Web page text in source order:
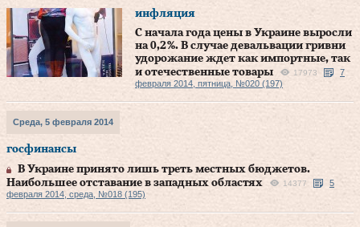
инфляция
С начала года цены в Украине выросли
на 0,2 %. В случае девальвации гривни
удорожание ждет как импортные, так
и отечественные товары
17973
7
февраля 2014, пятница, №020 (197)
Среда, 5 февраля 2014
госфинансы
В Украине принято лишь треть местных бюджетов.
Наибольшее отставание в западных областях
14377
5
февраля 2014, среда, №018 (195)